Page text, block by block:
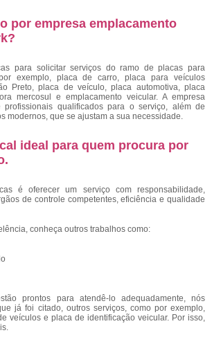
por empresa emplacamento
para solicitar serviços do ramo de placas para
exemplo, placa de carro, placa para veículos
Preto, placa de veículo, placa automotiva, placa
mercosul e emplacamento veicular. A empresa
qualificados para o serviço, além de
modernos, que se ajustam a sua necessidade.
ideal para quem procura por
.
é oferecer um serviço com responsabilidade,
de controle competentes, eficiência e qualidade
conheça outros trabalhos como:
prontos para atendê-lo adequadamente, nós
já foi citado, outros serviços, como por exemplo,
veículos e placa de identificação veicular. Por isso,